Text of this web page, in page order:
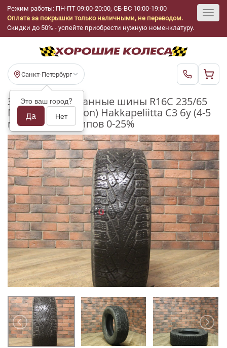
Режим работы: ПН-ПТ 09:00-20:00, СБ-ВС 10:00-19:00
Оплата за покрышки только наличными, не переводом.
Скидки до 50% - успейте приобрести нужную номенклатуру.
Санкт-Петербург
Это ваш город?
Да Нет
Зимние шипованные шины R16C 235/65
Nokian Tyres (Ikon) Hakkapeliitta C3 бу (4-5
мм.) остаток шипов 0-25%